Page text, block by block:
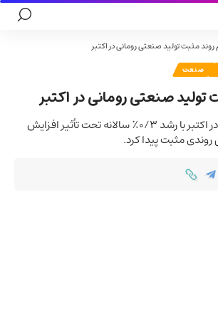
روند مثبت تولید صنعتی رومانی در اکتبر
صنعت
تولید صنعتی رومانی در اکتبر
تولید صنعتی رومانی در اکتبر با رشد ۰/۳٪ سالانه تحت تأثیر افزایش
مثبت پیدا کرد.